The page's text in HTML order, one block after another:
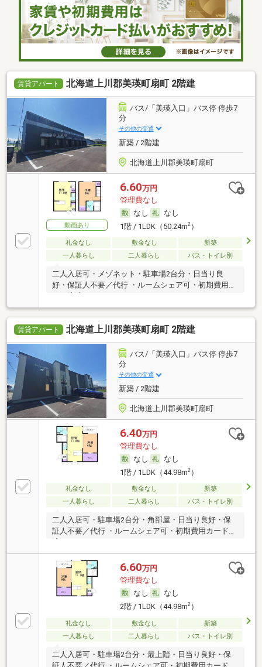
賃貸アパート 北海道上川郡美瑛町扇町 2階建
バス/「美瑛入口」バス停 停歩7
分
その他の交通
新築 / 2階建
北海道上川郡美瑛町扇町
動画あり
6.60万円
管理費なし
なし
なし
1階 / 1LDK（50.24m2）
礼金なし 敷金なし
新築
一人暮らし
二人暮らし バス・トイレ別
二人入居可・メゾネット・駐車場2台分・日当り良
好・保証人不要／代行 ・ルームシェア可・初期費用カ
賃貸アパート 北海道上川郡美瑛町扇町 2階建
バス/「美瑛入口」バス停 停歩7
分
その他の交通
新築 / 2階建
北海道上川郡美瑛町扇町
6.40万円
管理費なし
なし
なし
1階 / 1LDK（44.98m2）
礼金なし 敷金なし
新築
一人暮らし
二人暮らし バス・トイレ別
二人入居可・駐車場2台分・角部屋・日当り良好・保
証人不要／代行 ・ルームシェア可・初期費用カード決
6.60万円
管理費なし
なし
なし
2階 / 1LDK（44.98m2）
礼金なし 敷金なし
新築
一人暮らし
二人暮らし バス・トイレ別
二人入居可・駐車場2台分・最上階・日当り良好・保